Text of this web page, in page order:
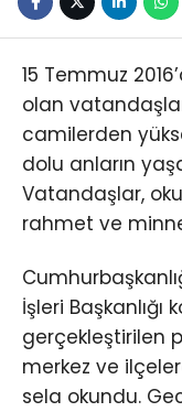
15 Temmuz
olan
camilerden
dolu anların
Vatandaşlar,
rahmet ve
İşleri
gerçekleştirilen
merkez ve
sela okundu.